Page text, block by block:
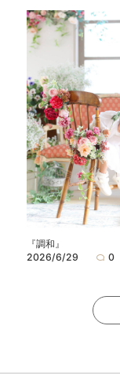
『調和』
2026/6/29
0